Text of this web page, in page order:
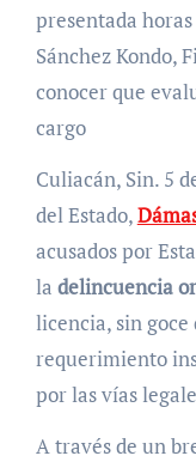
presentada
Sánchez Kondo,
conocer que
cargo
Culiacán, Sin. 5
del Estado,
acusados por
la delincuencia
licencia, sin
requerimiento
por las vías
A través de un